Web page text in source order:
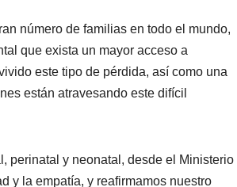
número de familias en todo el mundo,
que exista un mayor acceso a
este tipo de pérdida, así como una
están atravesando este difícil
perinatal y neonatal, desde el Ministerio
y la empatía, y reafirmamos nuestro